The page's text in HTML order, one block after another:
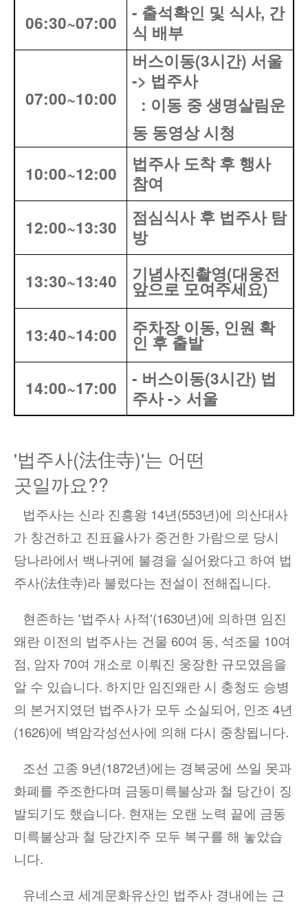
06:30~07:00 - 출석확인 및 식사, 간
식 배부
07:00~10:00
버스이동(3시간) 서울
-> 법주사
: 이동 중 생명살림운
동 동영상 시청
10:00~12:00
법주사 도착 후 행사
참여
12:00~13:30
점심식사 후 법주사 탐
방
13:30~13:40
기념사진촬영(대웅전
앞으로 모여주세요)
13:40~14:00 주차장 이동, 인원 확
인 후 출발
14:00~17:00 - 버스이동(3시간) 법
주사 -> 서울
'법주사(法住寺)'는 어떤
곳일까요??
법주사는 신라 진흥왕 14년(553년)에 의산대사
가 창건하고 진표율사가 중건한 가람으로 당시
당나라에서 백나귀에 불경을 실어왔다고 하여 법
주사(法住寺)라 불렀다는 전설이 전해집니다.
현존하는 '법주사 사적'(1630년)에 의하면 임진
왜란 이전의 법주사는 건물 60여 동, 석조물 10여
점, 암자70여 개소로 이뤄진 웅장한 규모였음을
알 수 있습니다. 하지만 임진왜란 시 충청도 승병
의 본거지였던 법주사가 모두 소실되어, 인조 4년
(1626)에 벽암각성선사에 의해 다시 중창됩니다.
조선 고종9년(1872년)에는 경복궁에 쓰일 못과
화폐를 주조한다며 금동미륵불상과 철 당간이 징
발되기도 했습니다. 현재는 오랜 노력 끝에 금동
미륵불상과 철 당간지주 모두 복구를 해 놓았습
니다.
유네스코 세계문화유산인 법주사 경내에는 근